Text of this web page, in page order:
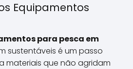
Equipamentos
para pesca em
sustentáveis é um passo
materiais que não agridam